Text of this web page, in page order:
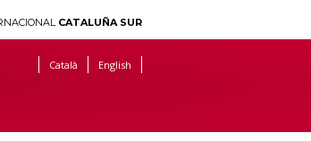
CATALUÑA SUR
Català English